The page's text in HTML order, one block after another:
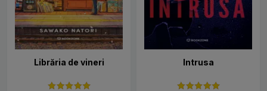
Librăria de vineri Intrusa